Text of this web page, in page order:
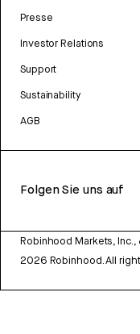
Presse
Investor Relations
Support
Sustainability
AGB
Folgen Sie uns auf
Robinhood Markets, Inc.,
2026 Robinhood. All